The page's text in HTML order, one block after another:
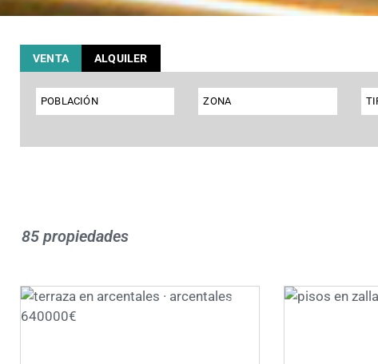
VENTA ALQUILER
POBLACIÓN ZONA
85 propiedades